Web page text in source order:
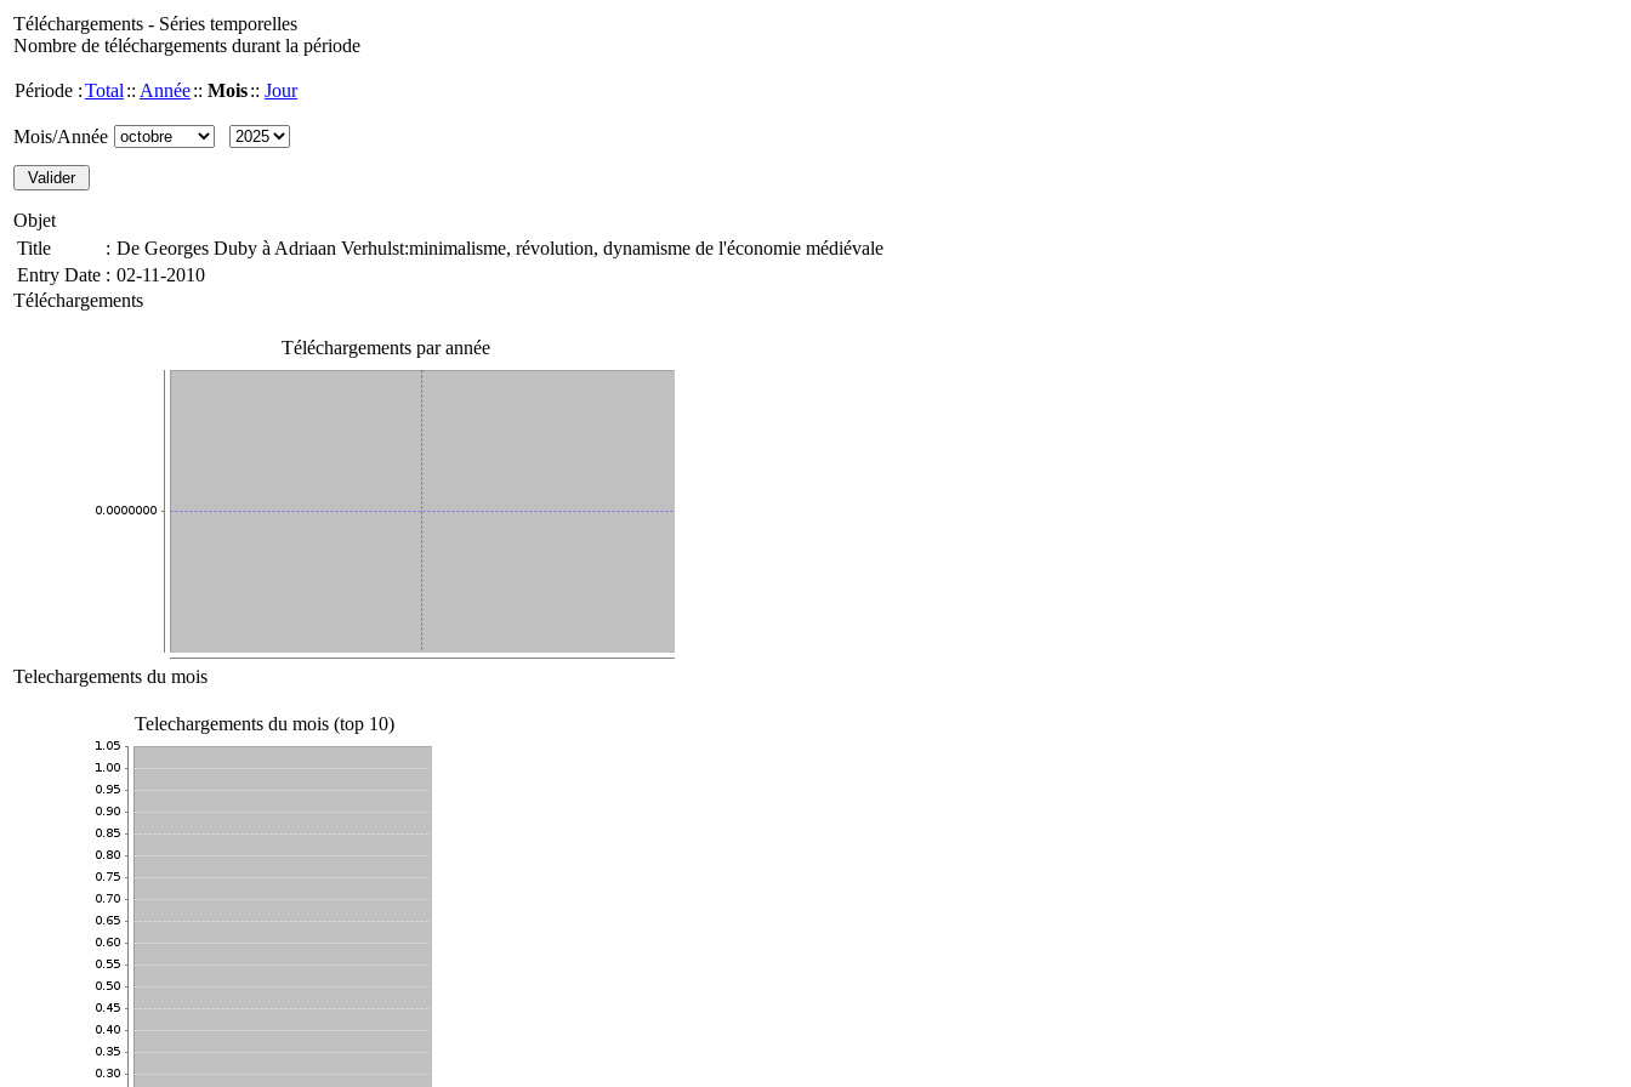
Téléchargements - Séries temporelles
Nombre de téléchargements durant la période
Période :Total :: Année:: Mois:: Jour
Mois/Année
Objet
Title
: De Georges Duby à Adriaan Verhulst:minimalisme, révolution, dynamisme de l'économie médiévale
Entry Date : 02-11-2010
Téléchargements
Téléchargements par année
Telechargements du mois
Telechargements du mois (top 10)